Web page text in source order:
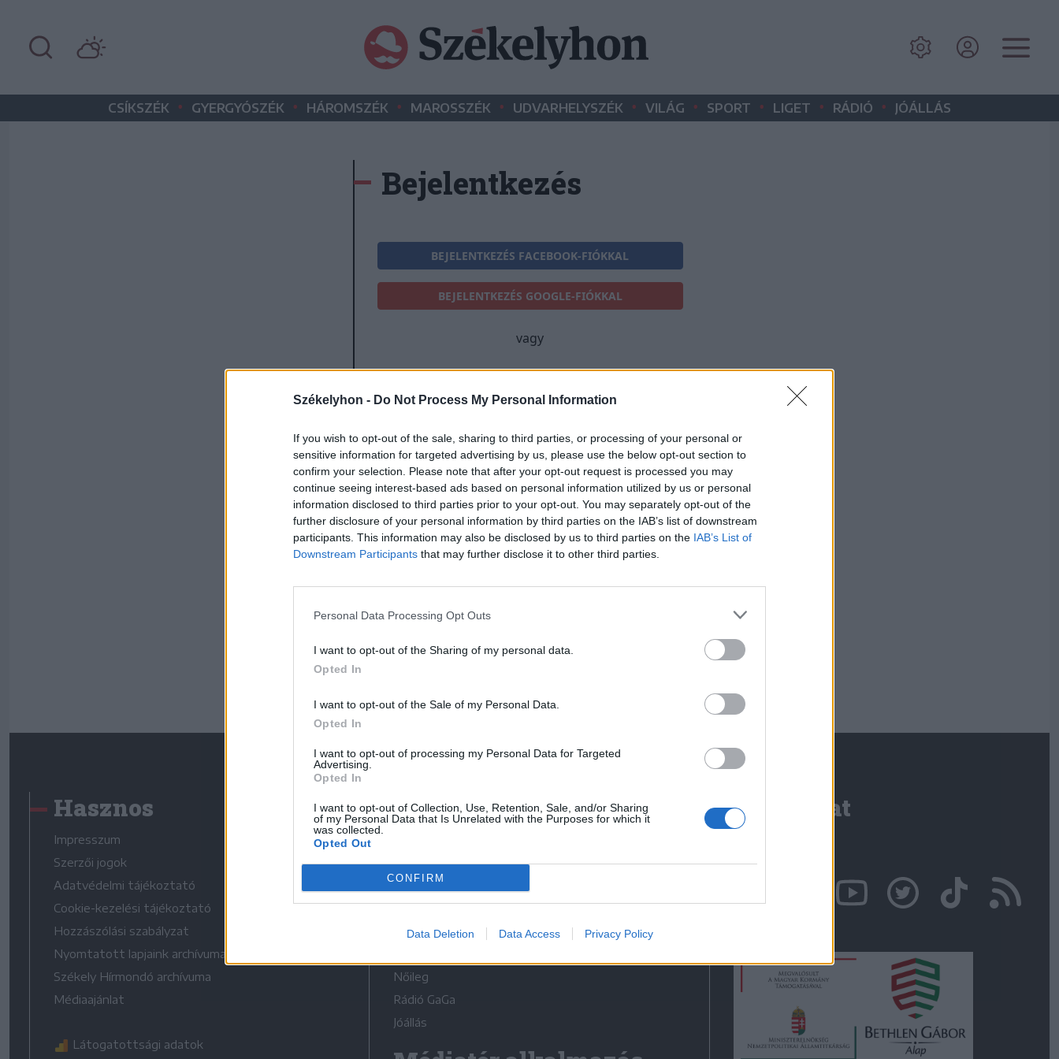
Székelyhon - Do Not Process My Personal Information
If you wish to opt-out of the sale, sharing to third parties, or processing of your personal or
sensitive information for targeted advertising by us, please use the below opt-out section to
confirm your selection. Please note that after your opt-out request is processed you may
continue seeing interest-based ads based on personal information utilized by us or personal
information disclosed to third parties prior to your opt-out. You may separately opt-out of the
further disclosure of your personal information by third parties on the IAB’s list of downstream
participants. This information may also be disclosed by us to third parties on the IAB’s List of
Downstream Participants that may further disclose it to other third parties.
Personal Data Processing Opt Outs
I want to opt-out of the Sharing of my personal data.
Opted In
I want to opt-out of the Sale of my Personal Data.
Opted In
I want to opt-out of processing my Personal Data for Targeted
Advertising.
Opted In
I want to opt-out of Collection, Use, Retention, Sale, and/or Sharing
of my Personal Data that Is Unrelated with the Purposes for which it
was collected.
Opted Out
CONFIRM
Data Deletion Data Access Privacy Policy
CSÍKSZÉK • GYERGYÓSZÉK • HÁROMSZÉK • MAROSSZÉK • UDVARHELYSZÉK • VILÁG • SPORT • LIGET • RÁDIÓ • JÓÁLLÁS
Bejelentkezés
BEJELENTKEZÉS FACEBOOK-FIÓKKAL
BEJELENTKEZÉS GOOGLE-FIÓKKAL
vagy
E-mail-cím
Jelszó
Elfelejtette a jelszavát?
BEJELENTKEZÉS
Hasznos
Impresszum
Szerzői jogok
Adatvédelmi tájékoztató
Cookie-kezelési tájékoztató
Hozzászólási szabályzat
Nyomtatott lapjaink archívuma
Székely Hírmondó archívuma
Médiaajánlat
Látogatottsági adatok
Médiatér
Liget
Krónika
Bihari Napló
Erdélyi Napló
Nőileg
Rádió GaGa
Jóállás
Kapcsolat